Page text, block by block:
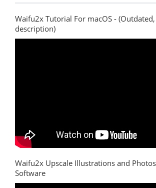
Waifu2x Tutorial For macOS -
description)
Waifu2x Upscale Illustrations and
Software